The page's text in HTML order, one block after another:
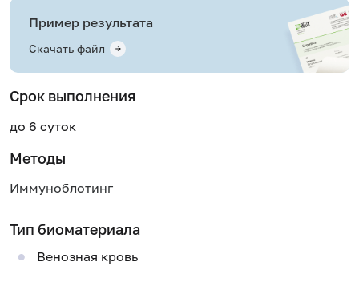
Пример результата
Скачать файл
Срок выполнения
до 6 суток
Методы
Иммуноблотинг
Тип биоматериала
Венозная кровь